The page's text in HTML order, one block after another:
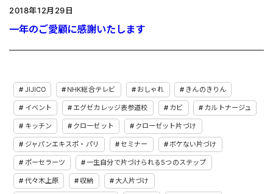
2018年12月29日
一年のご愛顧に感謝いたします
JIJICO NHK総合テレビ おしゃれ きんのきりん
イベント エグゼカレッジ表参道校 カビ カルトナージュ
キッチン クローゼット クローゼット片づけ
ジャパンエキスポ・パリ セミナー ボケない片づけ
ポーセラーツ 一生自分で片づけられる5つのステップ
代々木上原 収納 大人片づけ